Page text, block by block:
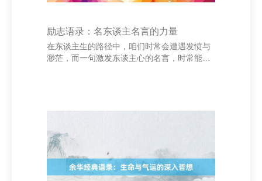
励志语录：名东谈主名言的力量
在东谈主生的路径中，咱们时常会遭遇发愤与
渺茫，而一句激发东谈主心的名言，时常能点
导咱们，得手并非偶而，而是发奋的恶果。又
如海伦·凯勒所说：“人命是一场旅行，不要只
顾着看眼下，也要昂首望望天外。”她用一世解
说了刚硬与乐不雅的价值。 中阳鲜花速递-中